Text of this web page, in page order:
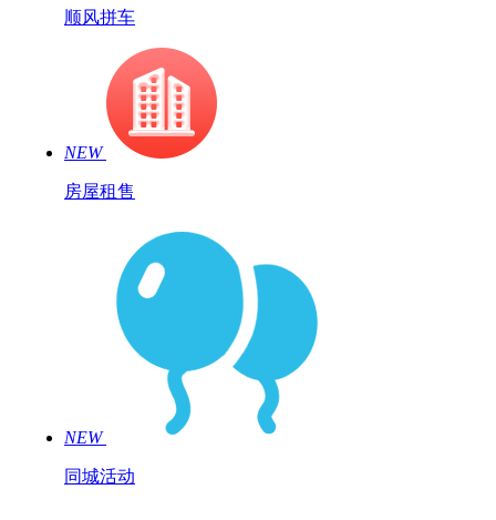
顺风拼车
NEW
房屋租售
NEW
同城活动